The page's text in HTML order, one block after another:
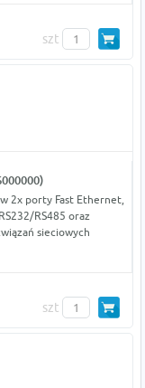
szt
2x porty Fast Ethernet,
RS485 oraz
sieciowych
szt